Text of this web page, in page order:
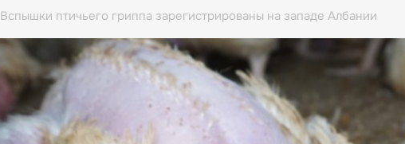
Вспышки птичьего гриппа зарегистрированы на западе Албании